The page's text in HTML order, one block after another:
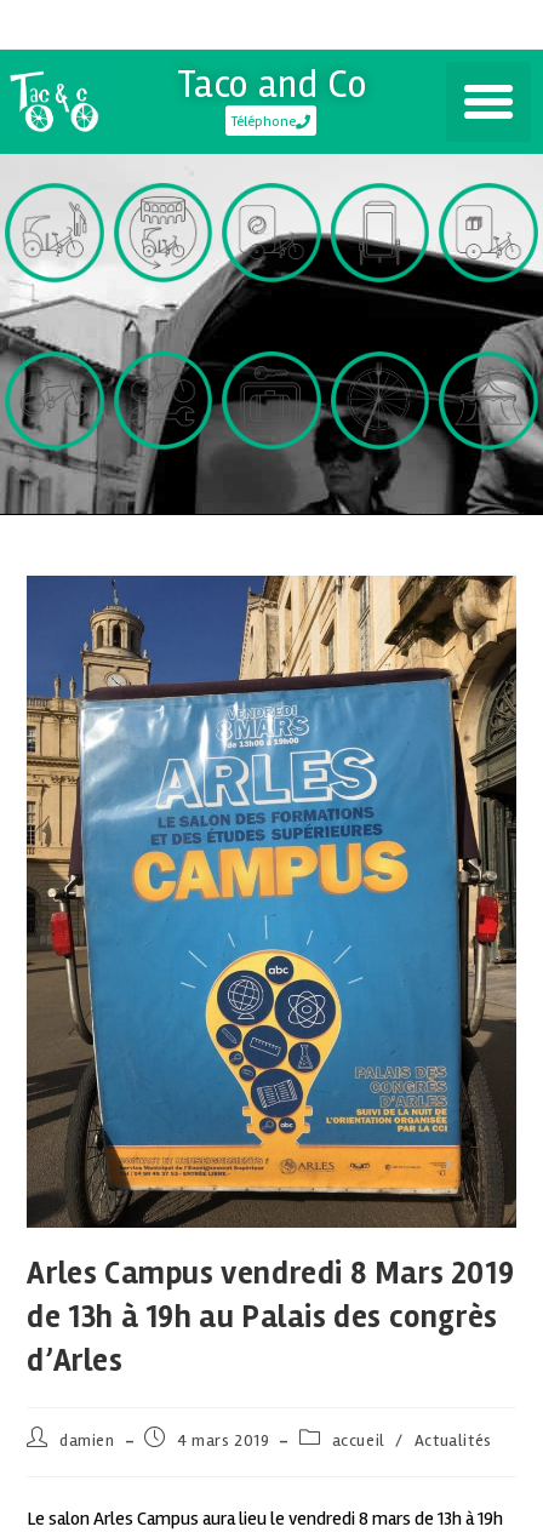
Taco and Co
Téléphone
Arles Campus vendredi 8 Mars 2019
de 13h à 19h au Palais des congrès
d’Arles
damien 4 mars 2019 accueil / Actualités
Le salon Arles Campus aura lieu le vendredi 8 mars de 13h à 19h